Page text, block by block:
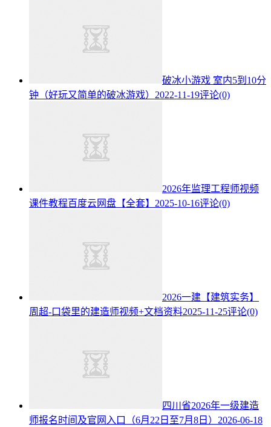
破冰小游戏 室内5到10分
钟（好玩又简单的破冰游戏） 2022-11-19评论(0)
2026年监理工程师视频
课件教程百度云网盘【全套】 2025-10-16评论(0)
2026一建【建筑实务】
周超-口袋里的建造师视频+文档资料2025-11-25评论(0)
四川省2026年一级建造
师报名时间及官网入口（6月22日至7月8日） 2026-06-18